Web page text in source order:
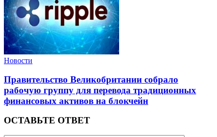
Новости
Правительство Великобритании собрало
рабочую группу для перевода традиционных
финансовых активов на блокчейн
ОСТАВЬТЕ ОТВЕТ